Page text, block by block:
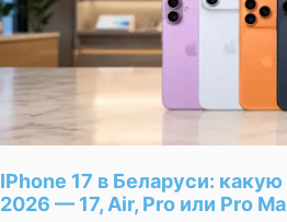
IPhone 17 в Беларуси:
2026 — 17, Air, Pro или Pro